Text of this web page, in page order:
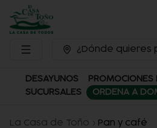
¿Dónde quieres
DESAYUNOS PROMOCIONES
SUCURSALES
ORDENA A
La Casa de Toño Pan y café